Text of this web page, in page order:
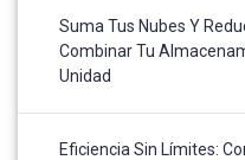
Suma Tus Nubes Y
Combinar Tu
Unidad
Eficiencia Sin Límites: